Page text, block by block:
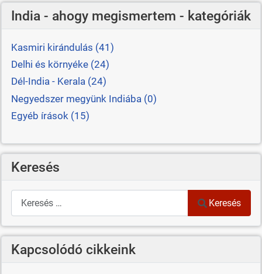
India - ahogy megismertem - kategóriák
Kasmiri kirándulás (41)
Delhi és környéke (24)
Dél-India - Kerala (24)
Negyedszer megyünk Indiába (0)
Egyéb írások (15)
Keresés
Keresés
Keresés
Kapcsolódó cikkeink